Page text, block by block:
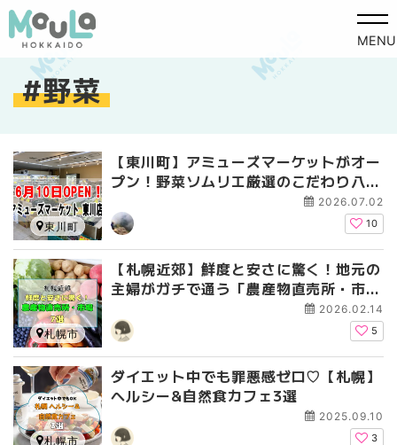
MENU
野菜
【東川町】アミューズマーケットがオー
プン！野菜ソムリエ厳選のこだわり八百
2026.07.02
10
東川町
【札幌近郊】鮮度と安さに驚く！地元の
主婦がガチで通う「農産物直売所・市
2026.02.14
5
札幌市
ダイエット中でも罪悪感ゼロ♡【札幌】
ヘルシー&自然食カフェ3選
2025.09.10
3
札幌市